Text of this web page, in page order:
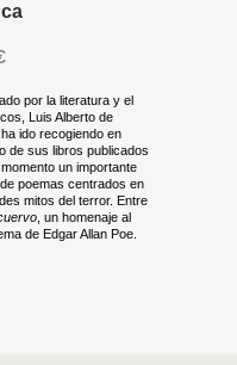
por la literatura y el
Luis Alberto de
ido recogiendo en
de sus libros publicados
un importante
poemas centrados en
mitos del terror. Entre
, un homenaje al
de Edgar Allan Poe.